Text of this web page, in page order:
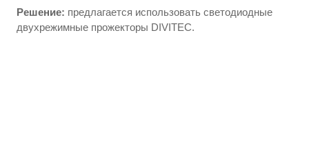
Решение: предлагается использовать светодиодные
двухрежимные прожекторы DIVITEC.